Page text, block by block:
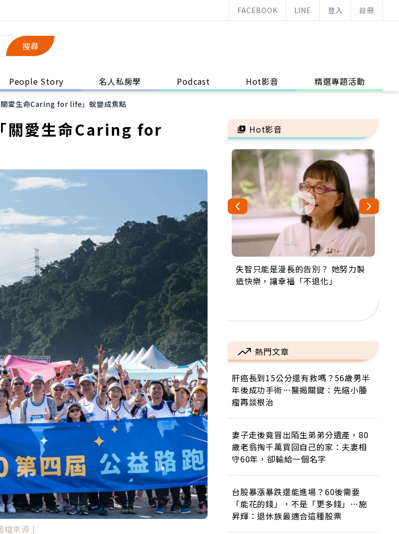
FACEBOOK LINE 登入 註冊
搜尋
People Story 名人私房學 Podcast Hot影音 精選專題活動
愛生命Caring for life」蛻變成焦點
關愛生命Caring for
檔來源 |
Hot影音
失智只能是漫長的告別？ 她努力製
造快樂，讓幸福「不退化」
來自剛果的巧克力神父 為台灣奉獻
36年 「台灣是我的家，我連作夢都
63歲卸矽谷副總、搬回台灣找快
樂！「蛋黃哥小丑」走進安養院，
104歲打破金氏世界紀錄 成為全球
最年長羽球選手，分享長壽的秘密
事業巔峰他選擇追夢…黑手阿伯拉
小提琴還登上小巨蛋！連CNN都大
熱門文章
肝癌長到15公分還有救嗎？56歲男半
年後成功手術…醫揭關鍵：先縮小腫
瘤再談根治
妻子走後竟冒出陌生弟弟分遺產，80
歲老翁掏千萬買回自己的家：夫妻相
守60年，卻輸給一個名字
台股暴漲暴跌還能進場？60後需要
「能花的錢」，不是「更多錢」…施
昇輝：退休族最適合這種股票